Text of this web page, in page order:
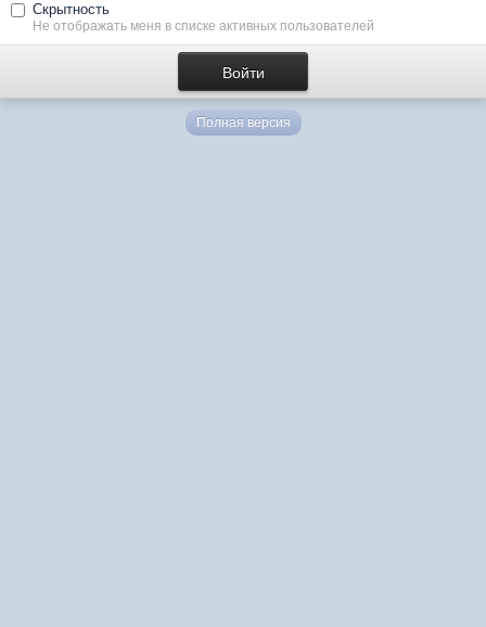
Скрытность
Не отображать меня в списке активных пользователей
Полная версия